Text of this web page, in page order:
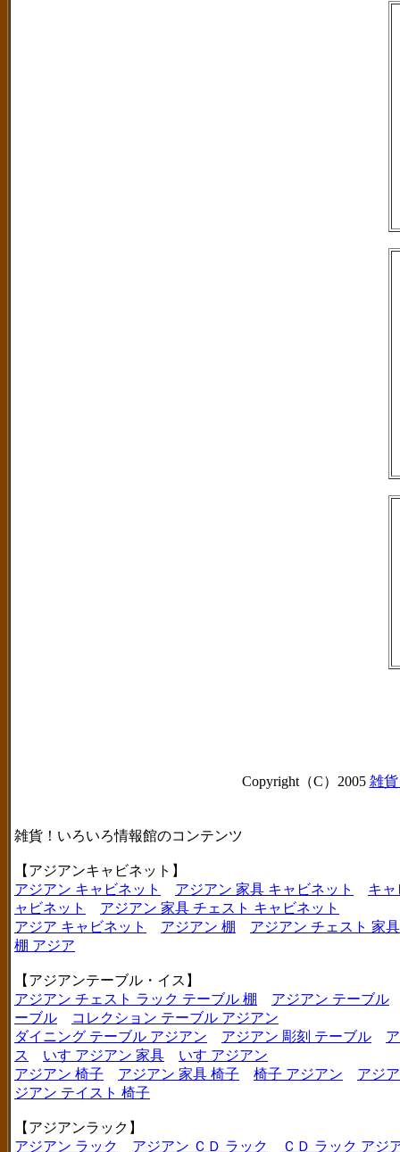
Copyright（C）2005 雑
雑貨！いろいろ情報館のコンテンツ
【アジアンキャビネット】
アジアン キャビネット
アジアン 家具 キャビネット
キャ
ャビネット
アジアン 家具 チェスト キャビネット
アジア キャビネット
アジアン 棚
アジアン チェスト 家
棚 アジア
【アジアンテーブル・イス】
アジアン チェスト ラック テーブル 棚
アジアン テーブル
ーブル
コレクション テーブル アジアン
ダイニング テーブル アジアン
アジアン 彫刻 テーブル
ス
いす アジアン 家具
いす アジアン
アジアン 椅子
アジアン 家具 椅子 椅子 アジアン
アジ
ジアン テイスト 椅子
【アジアンラック】
アジアン ラック
アジアン ＣＤ ラック
ＣＤ ラック アジ